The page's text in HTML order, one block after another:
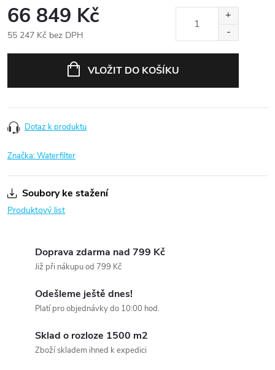
66 849 Kč
55 247 Kč bez DPH
VLOŽIT DO KOŠÍKU
Dotaz k produktu
Značka:Waterfilter
Soubory ke stažení
Produktový list
Doprava zdarma nad 799 Kč
Již při nákupu od 799 Kč
Odešleme ještě dnes!
Platí pro objednávky do 10:00 hod.
Sklad o rozloze 1500 m2
Zboží skladem ihned k expedici